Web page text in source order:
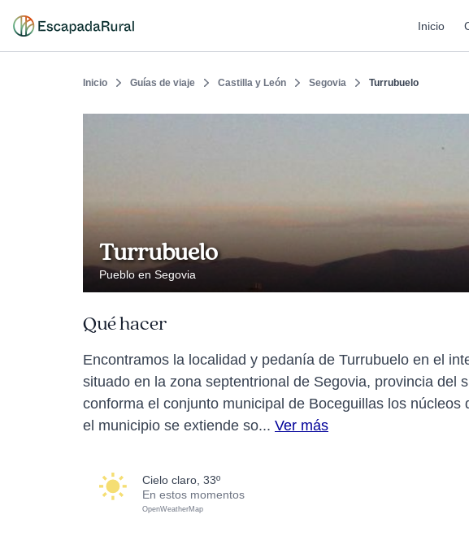
Inicio
Inicio Guías de viaje Castilla y León Segovia Turrubuelo
Turrubuelo
Pueblo en Segovia
Qué hacer
Encontramos la localidad y pedanía de Turrubuelo en el
situado en la zona septentrional de Segovia, provincia del
conforma el conjunto municipal de Boceguillas los
el municipio se extiende so... Ver más
cielo claro, 33º
En estos momentos
OpenWeatherMap